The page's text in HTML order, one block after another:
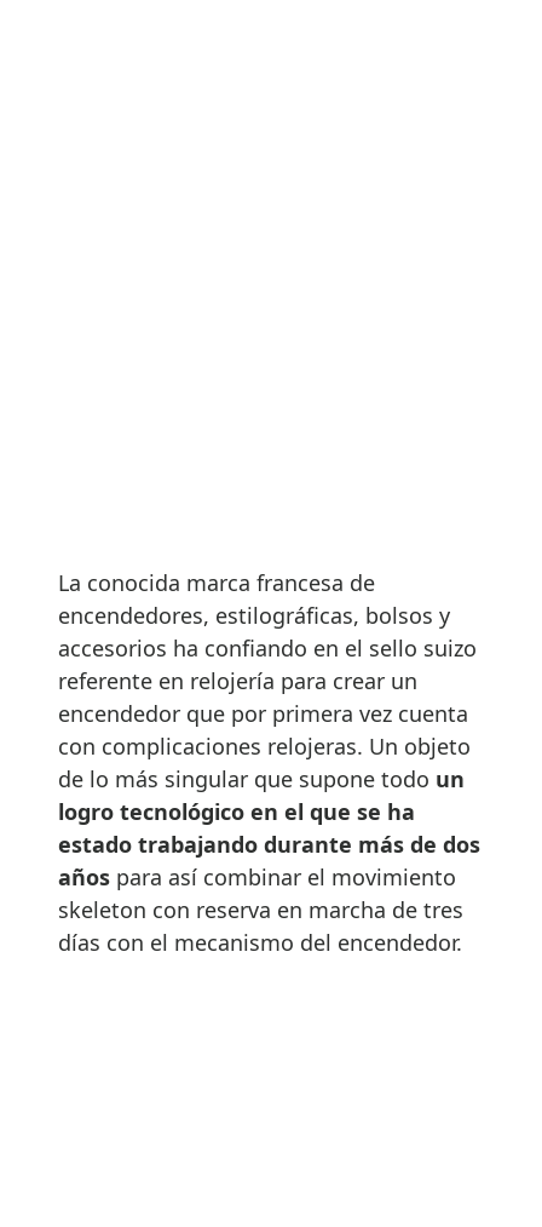
La conocida marca francesa de
encendedores, estilográficas, bolsos y
accesorios ha confiando en el sello suizo
referente en relojería para crear un
encendedor que por primera vez cuenta
con complicaciones relojeras. Un objeto
de lo más singular que supone todo un
logro tecnológico en el que se ha
estado trabajando durante más de dos
años para así combinar el movimiento
skeleton con reserva en marcha de tres
días con el mecanismo del encendedor.